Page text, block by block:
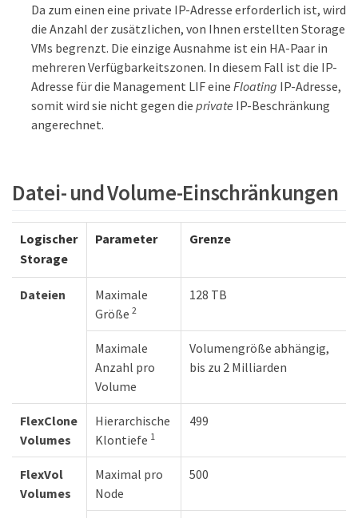
Da zum einen eine private IP-Adresse erforderlich ist, wird
die Anzahl der zusätzlichen, von Ihnen erstellten Storage
VMs begrenzt. Die einzige Ausnahme ist ein HA-Paar in
mehreren Verfügbarkeitszonen. In diesem Fall ist die IP-
Adresse für die Management LIF eine Floating IP-Adresse,
somit wird sie nicht gegen die private IP-Beschränkung
angerechnet.
Datei- und Volume-Einschränkungen
Logischer
Storage
Parameter Grenze
Dateien
Maximale
Größe 2
128 TB
Maximale
Anzahl pro
Volume
Volumengröße abhängig,
bis zu 2 Milliarden
FlexClone
Volumes
Hierarchische
Klontiefe 1
499
FlexVol
Volumes
Maximal pro
Node
500